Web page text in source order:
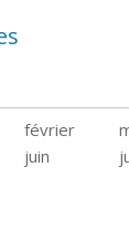
février
juin